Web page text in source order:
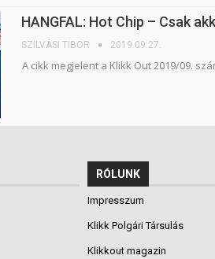
HANGFAL: Hot Chip – Csak
SZILVÁSI TIBOR 2019.09.27.
A cikk megjelent a Klikk Out 2019/09.
RÓLUNK
Impresszum
Klikk Polgári Társulás
Klikkout magazin